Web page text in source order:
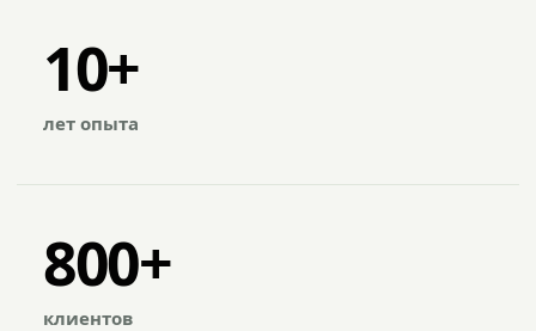
10+
лет опыта
800+
клиентов